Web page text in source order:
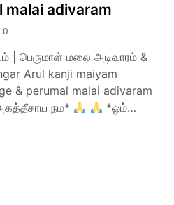
malai adivaram
0
| பெருமாள் மலை அடிவாரம் &
Arul kanji maiyam
& perumal malai adivaram
நம*
*ஓம்…